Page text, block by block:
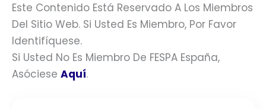
Este Contenido Está Reservado A Los Miembros
Del Sitio Web. Si Usted Es Miembro, Por Favor
Identifíquese.
Si Usted No Es Miembro De FESPA España,
Asóciese Aquí.